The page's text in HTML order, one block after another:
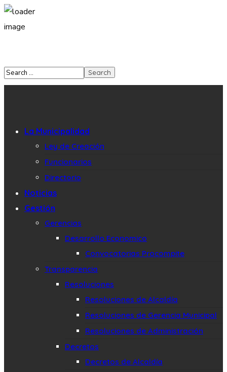
La Municipalidad
Ley de Creación
Funcionarios
Directorio
Noticias
Gestión
Gerencias
Desarrollo Economico
Convocatorias Procompite
Transparencia
Resoluciones
Resoluciones de Alcaldía
Resoluciones de Gerencia Municipal
Resoluciones de Administración
Decretos
Decretos de Alcaldía